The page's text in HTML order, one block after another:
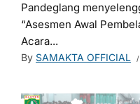
Pandeglang
“Asesmen Awal
Acara...
By SAMAKTA OFFICIAL